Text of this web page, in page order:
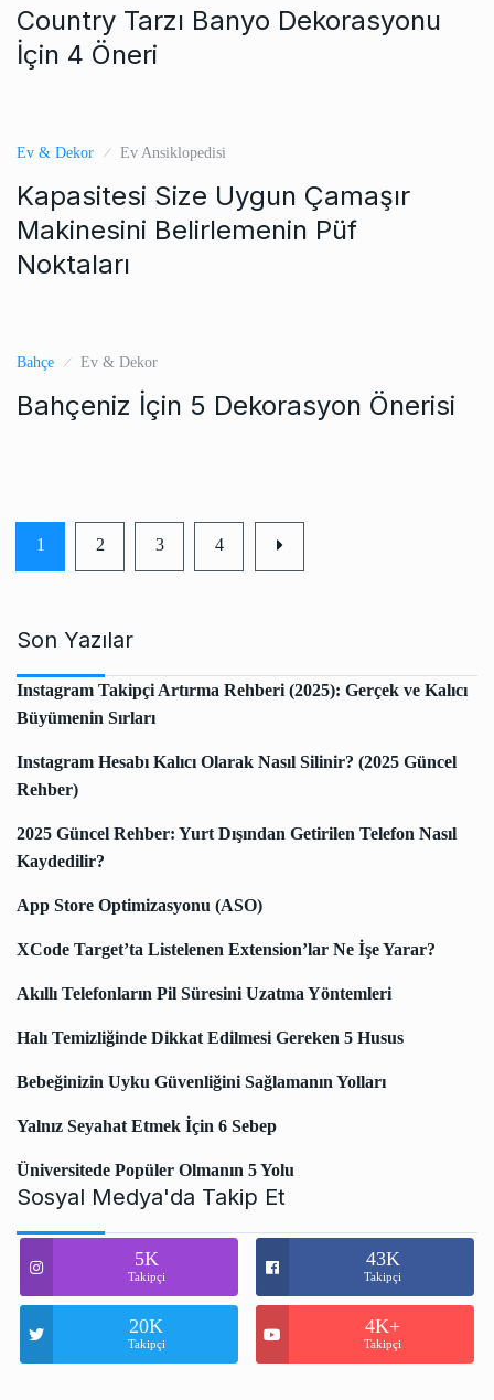
Country Tarzı Banyo Dekorasyonu
İçin 4 Öneri
Ev & Dekor Ev Ansiklopedisi
Kapasitesi Size Uygun Çamaşır
Makinesini Belirlemenin Püf
Noktaları
Bahçe Ev & Dekor
Bahçeniz İçin 5 Dekorasyon Önerisi
1 2 3 4
Son Yazılar
Instagram Takipçi Artırma Rehberi (2025): Gerçek ve Kalıcı
Büyümenin Sırları
Instagram Hesabı Kalıcı Olarak Nasıl Silinir? (2025 Güncel
Rehber)
2025 Güncel Rehber: Yurt Dışından Getirilen Telefon Nasıl
Kaydedilir?
App Store Optimizasyonu (ASO)
XCode Target’ta Listelenen Extension’lar Ne İşe Yarar?
Akıllı Telefonların Pil Süresini Uzatma Yöntemleri
Halı Temizliğinde Dikkat Edilmesi Gereken 5 Husus
Bebeğinizin Uyku Güvenliğini Sağlamanın Yolları
Yalnız Seyahat Etmek İçin 6 Sebep
Üniversitede Popüler Olmanın 5 Yolu
Sosyal Medya'da Takip Et
5K
Takipçi
43K
Takipçi
20K
Takipçi
4K+
Takipçi